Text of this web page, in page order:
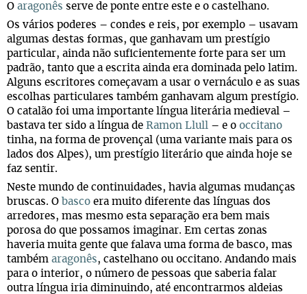
O aragonês serve de ponte entre este e o castelhano.
Os vários poderes – condes e reis, por exemplo – usavam
algumas destas formas, que ganhavam um prestígio
particular, ainda não suficientemente forte para ser um
padrão, tanto que a escrita ainda era dominada pelo latim.
Alguns escritores começavam a usar o vernáculo e as suas
escolhas particulares também ganhavam algum prestígio.
O catalão foi uma importante língua literária medieval –
bastava ter sido a língua de Ramon Llull – e o occitano
tinha, na forma de provençal (uma variante mais para os
lados dos Alpes), um prestígio literário que ainda hoje se
faz sentir.
Neste mundo de continuidades, havia algumas mudanças
bruscas. O basco era muito diferente das línguas dos
arredores, mas mesmo esta separação era bem mais
porosa do que possamos imaginar. Em certas zonas
haveria muita gente que falava uma forma de basco, mas
também aragonês, castelhano ou occitano. Andando mais
para o interior, o número de pessoas que saberia falar
outra língua iria diminuindo, até encontrarmos aldeias